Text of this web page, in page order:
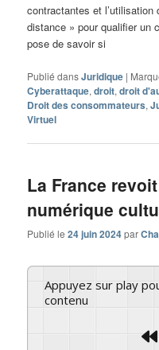
contractantes et
distance » pour qualifier un
pose de savoir si
Publié dansJuridique |
Cyberattaque,droit,droit
Droit des consommateurs,
Virtuel
La France
numérique
Publié le24 juin 2024par
Appuyez sur play pour écouter ce
contenu